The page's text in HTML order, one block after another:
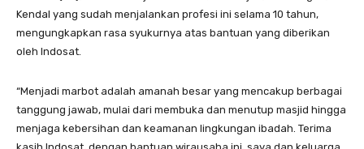
Kendal yang sudah menjalankan profesi ini selama 10 tahun,
mengungkapkan rasa syukurnya atas bantuan yang diberikan
oleh Indosat.
“Menjadi marbot adalah amanah besar yang mencakup berbagai
tanggung jawab, mulai dari membuka dan menutup masjid hingga
menjaga kebersihan dan keamanan lingkungan ibadah. Terima